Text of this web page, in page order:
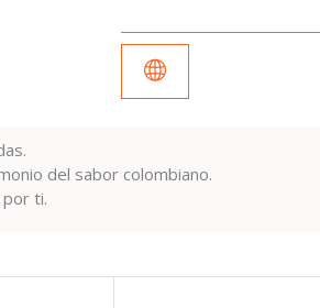
del sabor colombiano.
ti.